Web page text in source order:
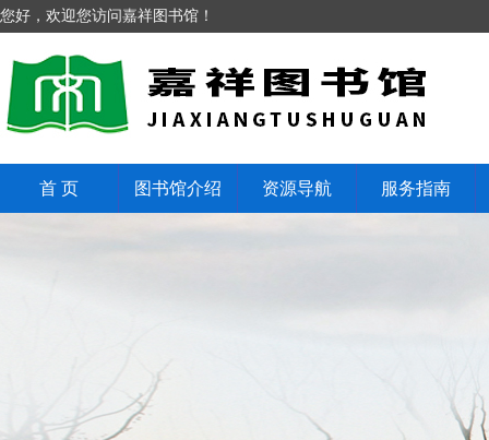
您好，欢迎您访问嘉祥图书馆！
首 页 图书馆介绍 资源导航 服务指南